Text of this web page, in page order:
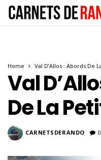
Home Val D’Allos : Abords De
Val
De La
CARNETSDERANDO 0